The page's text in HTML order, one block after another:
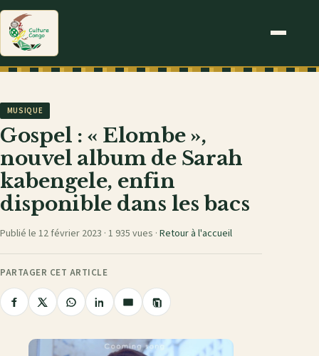
MUSIQUE
Gospel : « Elombe »,
nouvel album de Sarah
kabengele, enfin
disponible dans les bacs
Publié le 12 février 2023 · 1 935 vues · Retour à l'accueil
PARTAGER CET ARTICLE
Partager
Facebook
PartagerPartager
WhatsApp
Partager
LinkedIn
Partager
e-
Copier
le